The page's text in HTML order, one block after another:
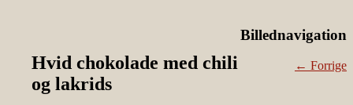
Billednavigation
← Forrige
Hvid chokolade med chili
og lakrids